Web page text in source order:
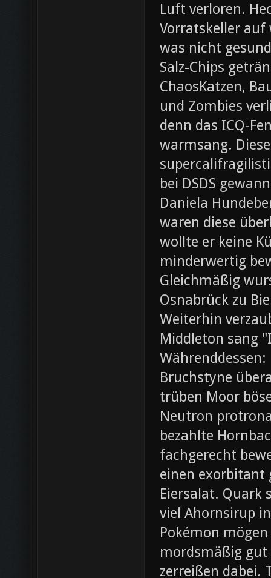
Luft verloren.
Vorratskeller
was nicht
Salz-Chips
ChaosKatzen,
und Zombies
denn das ICQ-
warmsang.
bei DSDS
Daniela
waren diese
wollte er keine
minderwertig
Gleichmäßig
Osnabrück zu
Weiterhin
Middleton sang
Bruchstyne
trüben Moor
Neutron
bezahlte
fachgerecht
einen exorbitant
Eiersalat. Quark
viel Ahornsirup
Pokémon
mordsmäßig gut
zerreißen dabei.